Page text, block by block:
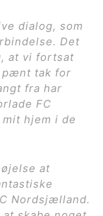
dialog, som
Det
at vi fortsat
pænt tak for
fra har
FC
hjem i de
at
Nordsjælland.